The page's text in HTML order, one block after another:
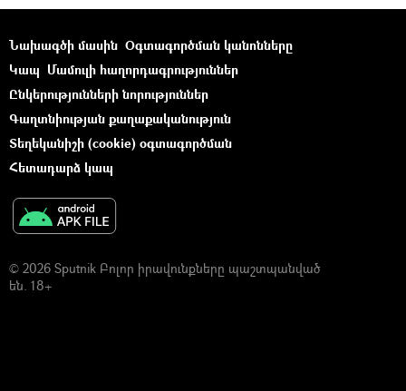
Նախագծի մասին Օգտագործման կանոնները
Կապ Մամուլի հաղորդագրություններ
Ընկերությունների նորություններ
Գաղտնիության քաղաքականություն
Տեղեկանիշի (cookie) օգտագործման
Հետադարձ կապ
© 2026 Sputnik Բոլոր իրավունքները պաշտպանված
են. 18+